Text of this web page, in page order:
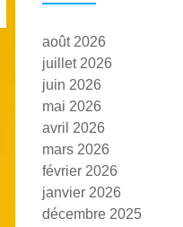
août 2026
juillet 2026
juin 2026
mai 2026
avril 2026
mars 2026
février 2026
janvier 2026
décembre 2025